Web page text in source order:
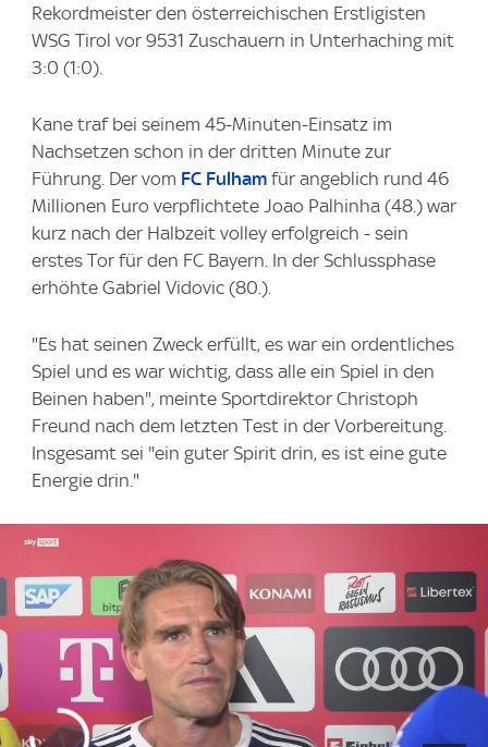
Rekordmeister den österreichischen Erstligisten
WSG Tirol vor 9531 Zuschauern in Unterhaching mit
3:0 (1:0).
Kane traf bei seinem 45-Minuten-Einsatz im
Nachsetzen schon in der dritten Minute zur
Führung. Der vom FC Fulham für angeblich rund 46
Millionen Euro verpflichtete Joao Palhinha (48.) war
kurz nach der Halbzeit volley erfolgreich - sein
erstes Tor für den FC Bayern. In der Schlussphase
erhöhte Gabriel Vidovic (80.).
"Es hat seinen Zweck erfüllt, es war ein ordentliches
Spiel und es war wichtig, dass alle ein Spiel in den
Beinen haben", meinte Sportdirektor Christoph
Freund nach dem letzten Test in der Vorbereitung.
Insgesamt sei "ein guter Spirit drin, es ist eine gute
Energie drin."